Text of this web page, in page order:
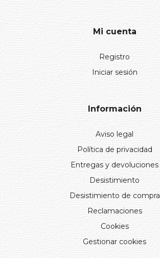
Mi cuenta
Registro
Iniciar sesión
Información
Aviso legal
Política de privacidad
Entregas y devoluciones
Desistimiento
Desistimiento de compra
Reclamaciones
Cookies
Gestionar cookies